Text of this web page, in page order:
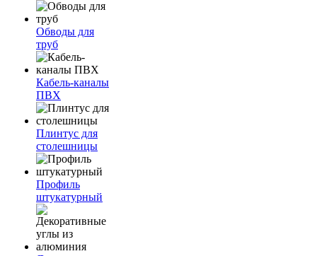
Обводы для
труб
Кабель-каналы
ПВХ
Плинтус для
столешницы
Профиль
штукатурный